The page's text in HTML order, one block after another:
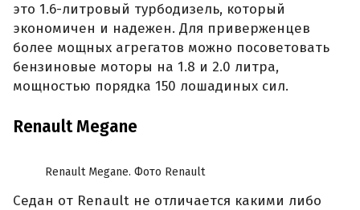
это 1.6-литровый турбодизель, который
экономичен и надежен. Для приверженцев
более мощных агрегатов можно посоветовать
бензиновые моторы на 1.8 и 2.0 литра,
мощностью порядка 150 лошадиных сил.
Renault Megane
Renault Megane. Фото Renault
Седан от Renault не отличается какими либо